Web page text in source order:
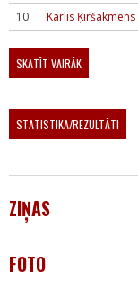
10
Kārlis Ķiršakmens
SKATĪT VAIRĀK
STATISTIKA/REZULTĀTI
ZIŅAS
FOTO